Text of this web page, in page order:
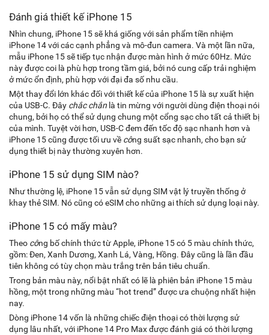
Đánh giá thiết kế iPhone 15
Nhìn chung, iPhone 15 sẽ khá giống với sản phẩm tiền nhiệm
iPhone 14 với các cạnh phẳng và mô-đun camera. Và một lần nữa,
mẫu iPhone 15 sẽ tiếp tục nhận được màn hình ở mức 60Hz. Mức
này được coi là phù hợp trong tầm giá, bởi nó cung cấp trải nghiệm
ở mức ổn định, phù hợp với đại đa số nhu cầu.
Một thay đổi lớn khác đối với thiết kế của iPhone 15 là sự xuất hiện
của USB-C. Đây chắc chắn là tin mừng với người dùng điện thoại nói
chung, bởi họ có thể sử dụng chung một cổng sạc cho tất cả thiết bị
của mình. Tuyệt vời hơn, USB-C đem đến tốc độ sạc nhanh hơn và
iPhone 15 cũng được tối ưu về công suất sạc nhanh, cho bạn sử
dụng thiết bị này thường xuyên hơn.
iPhone 15 sử dụng SIM nào?
Như thường lệ, iPhone 15 vẫn sử dụng SIM vật lý truyền thống ở
khay thẻ SIM. Nó cũng có eSIM cho những ai thích sử dụng loại này.
iPhone 15 có mấy màu?
Theo công bố chính thức từ Apple, iPhone 15 có 5 màu chính thức,
gồm: Đen, Xanh Dương, Xanh Lá, Vàng, Hồng. Đây cũng là lần đầu
tiên không có tùy chọn màu trắng trên bản tiêu chuẩn.
Trong bản màu này, nổi bật nhất có lẽ là phiên bản iPhone 15 màu
hồng, một trong những màu “hot trend” được ưa chuộng nhất hiện
nay.
Dòng iPhone 14 vốn là những chiếc điện thoại có thời lượng sử
dụng lâu nhất, với iPhone 14 Pro Max được đánh giá có thời lượng